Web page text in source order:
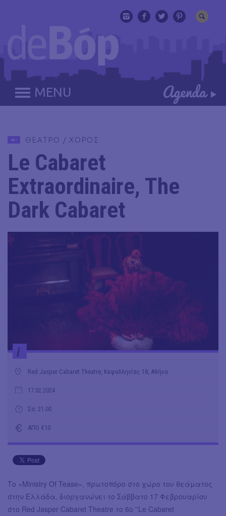
MENU
ΘΕΑΤΡΟ / ΧΟΡΟΣ
Le Cabaret
Extraordinaire, The
Dark Cabaret
i
Red Jasper Cabaret Theatre, Κεφαλληνίας 18, Αθήνα
17.02.2024
Σα: 21.00
ΑΠΟ €10
Το «Ministry Of Tease», πρωτοπόρο στο χώρο του θεάματος
στην Ελλάδα, διοργανώνει το Σάββατο 17 Φεβρουαρίου
στο Red Jasper Cabaret Theatre το 6ο ''Le Cabaret